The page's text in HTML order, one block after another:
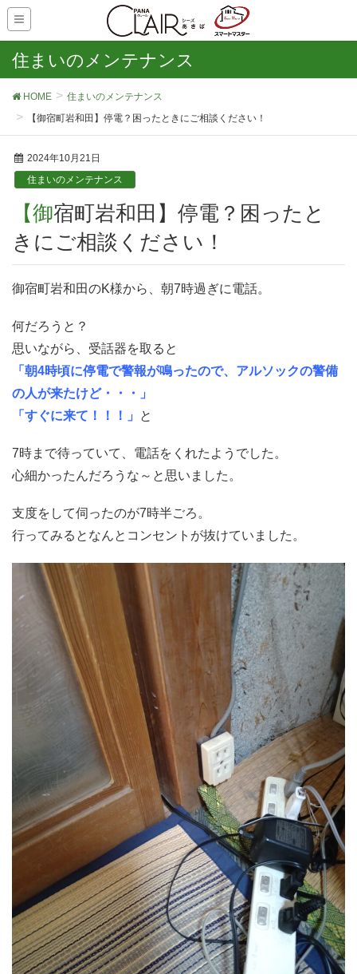
住まいのメンテナンス
HOME
住まいのメンテナンス
【御宿町岩和田】停電？困ったときにご相談ください！
2024年10月21日
住まいのメンテナンス
【御宿町岩和田】停電？困ったと
きにご相談ください！
御宿町岩和田のK様から、朝7時過ぎに電話。
何だろうと？
思いながら、受話器を取ると
「朝4時頃に停電で警報が鳴ったので、アルソックの警備
の人が来たけど・・・」
「すぐに来て！！！」
と
7時まで待っていて、電話をくれたようでした。
心細かったんだろうな～と思いました。
支度をして伺ったのが7時半ごろ。
行ってみるとなんとコンセントが抜けていました。